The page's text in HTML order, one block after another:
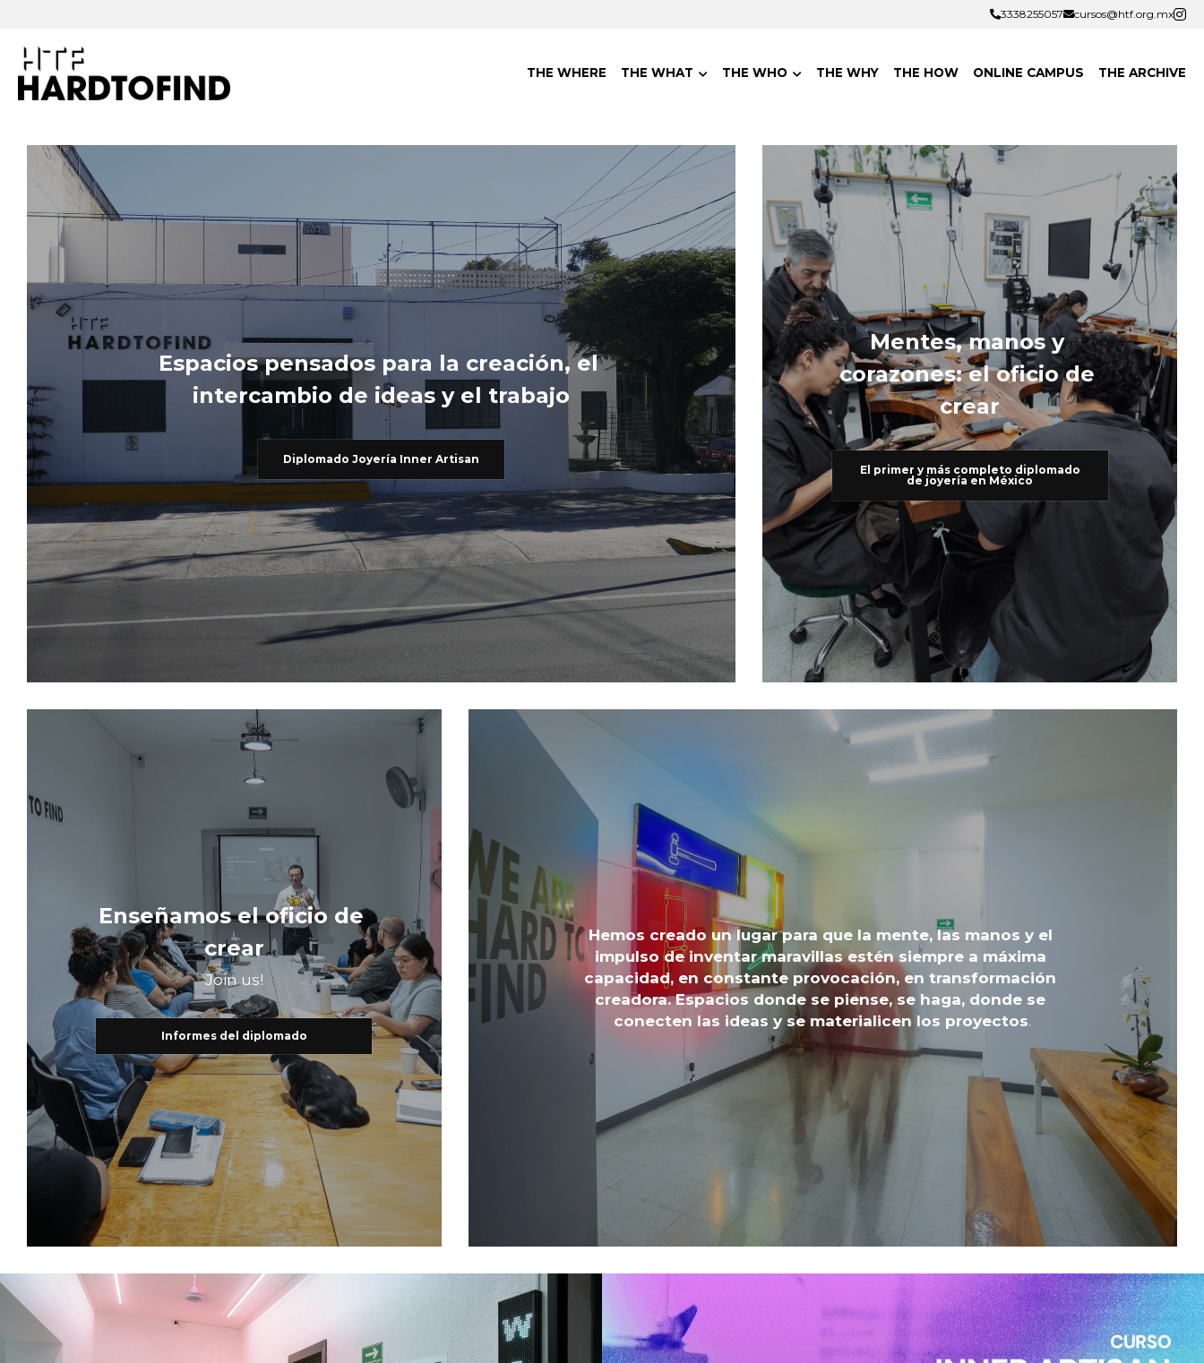
3338255057 cursos@htf.org.mx
3338255057 cursos@htf.org.mx
THE WHERE THE WHAT THE WHO THE WHY THE HOW ONLINE CAMPUS THE ARCHIVE
Espacios pensados para la creación, el
intercambio de ideas y el trabajo
Diplomado Joyería Inner Artisan
Mentes, manos y
corazones: el oficio de
crear
El primer y más completo diplomado
de joyería en México
Enseñamos el oficio de
crear
Join us!
Informes del diplomado
Hemos creado un lugar para que la mente, las manos y el
impulso de inventar maravillas estén siempre a máxima
capacidad, en constante provocación, en transformación
creadora. Espacios donde se piense, se haga, donde se
conecten las ideas y se materialicen los proyectos.